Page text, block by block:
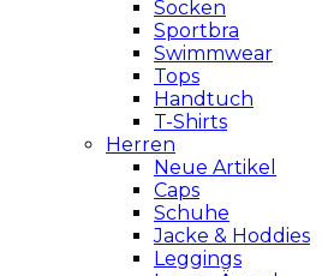
Socken
Sportbra
Swimmwear
Tops
Handtuch
T-Shirts
Herren
Neue Artikel
Caps
Schuhe
Jacke & Hoddies
Leggings